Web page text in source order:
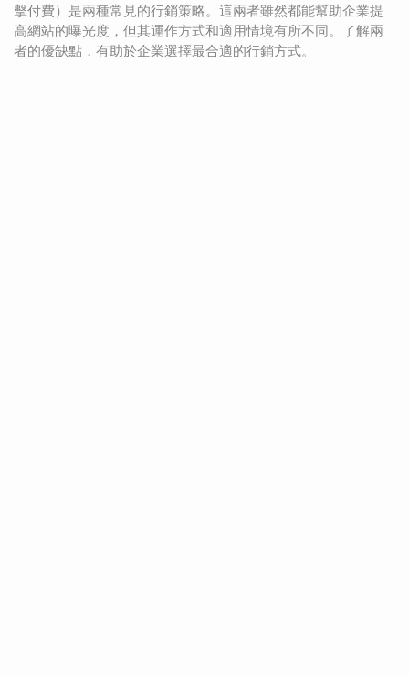
擊付費）是兩種常見的行銷策略。這兩者雖然都能幫助企業提
高網站的曝光度，但其運作方式和適用情境有所不同。了解兩
者的優缺點，有助於企業選擇最合適的行銷方式。